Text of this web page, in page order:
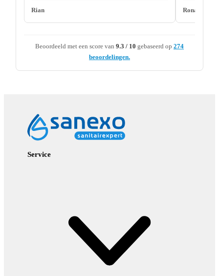
Rian Ronald
Beoordeeld met een score van 9.3 / 10 gebaseerd op 274
beoordelingen.
Service